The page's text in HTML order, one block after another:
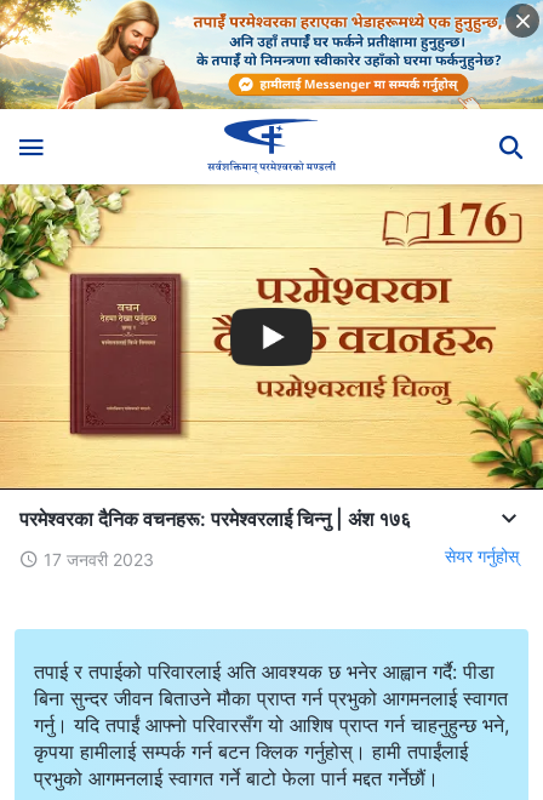
परमेश्‍वरका दैनिक वचनहरू: परमेश्‍वरलाई चिन्‍नु | अंश १७६
17 जनवरी 2023 सेयर गर्नुहोस्
तपाई र तपाईको परिवारलाई अति आवश्यक छ भनेर आह्वान गर्दै: पीडा
बिना सुन्दर जीवन बिताउने मौका प्राप्त गर्न प्रभुको आगमनलाई स्वागत
गर्नु। यदि तपाईं आफ्नो परिवारसँग यो आशिष प्राप्त गर्न चाहनुहुन्छ भने,
कृपया हामीलाई सम्पर्क गर्न बटन क्लिक गर्नुहोस्। हामी तपाईंलाई
प्रभुको आगमनलाई स्वागत गर्ने बाटो फेला पार्न मद्दत गर्नेछौं।